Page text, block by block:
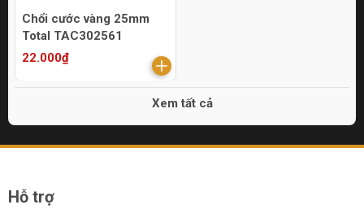
Chổi cước vàng 25mm
Total TAC302561
22.000₫
Xem tất cả
Hỗ trợ